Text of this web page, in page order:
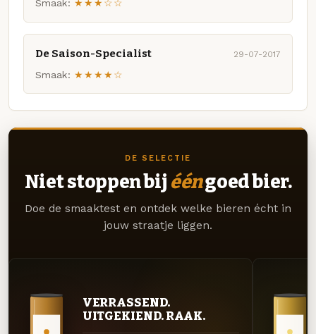
Smaak: ★★★☆☆
De Saison-Specialist 29-07-2017
Smaak: ★★★★☆
DE SELECTIE
Niet stoppen bij ééngoed bier.
Doe de smaaktest en ontdek welke bieren écht in
jouw straatje liggen.
VERRASSEND.
UITGEKIEND. RAAK.